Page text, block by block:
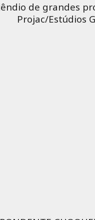
de grandes
Projac/Estúdios